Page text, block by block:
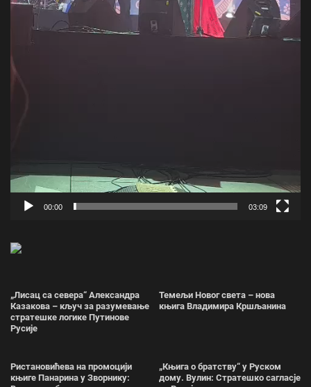
00:00 03:09
„Лисац са севера“ Александра
Казакова – кључ за разумевање
стратешке логике Путинове
Русије
Темељи Новог света – нова
књига Владимира Кршљанина
Ристановићева на промоцији
књиге Панарина у Зворнику:
„Књига о братству“ у Руском
дому. Вулин: Стратешко сагласје